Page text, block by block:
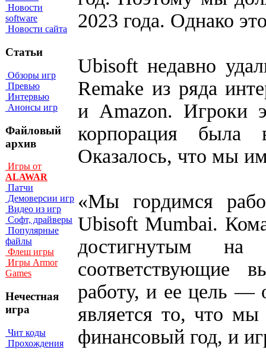
Новости
software
Новости сайта
Статьи
Обзоры игр
Превью
Интервью
Анонсы игр
Файловый
архив
Игры от
ALAWAR
Патчи
Демоверсии игр
Видео из игр
Софт, драйверы
Популярные
файлы
Флеш игры
Игры Armor
Games
Нечестная
игра
Чит коды
Прохождения
2023 года. Однако
Ubisoft недавно
Remake из ряда
и Amazon. Игроки
корпорация была
Оказалось, что мы
«Мы гордимся
Ubisoft Mumbai.
достигнутым
соответствующие
работу, и ее цель —
является то, что
финансовый год, и